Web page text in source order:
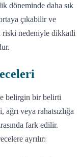
döneminde daha sık
çıkabilir ve
riski nedeniyle dikkatli
belirgin bir belirti
ağrı veya rahatsızlığa
fark edilir.
ayrılır: